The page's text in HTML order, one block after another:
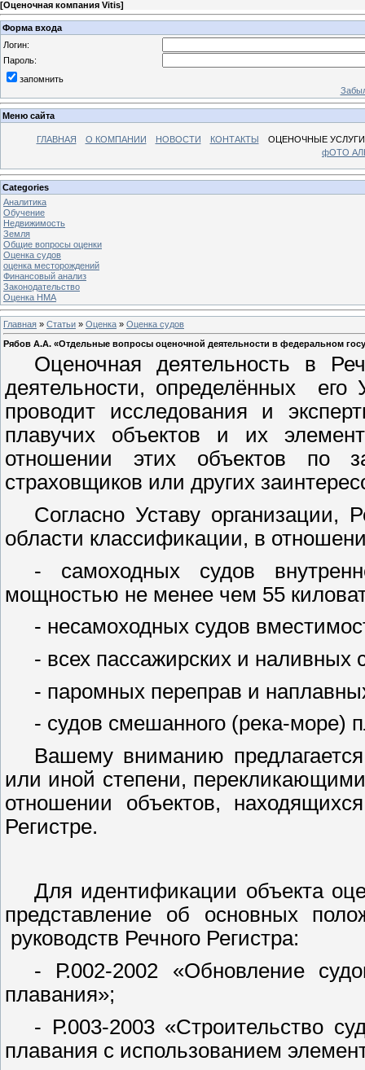
[Оценочная компания Vitis]
Форма входа
Логин:
Пароль:
запомнить
Меню сайта
ГЛАВНАЯ О КОМПАНИИ НОВОСТИ КОНТАКТЫ
ОЦЕНОЧНЫЕ УСЛУГИ
фОТО
Categories
Аналитика
Обучение
Недвижимость
Земля
Общие вопросы оценки
Оценка судов
оценка месторождений
Финансовый анализ
Законодательство
Оценка НМА
Главная » Статьи » Оценка » Оценка судов
Рябов А.А. «Отдельные вопросы оценочной деятельности в федеральном
Оценочная деятельность в
деятельности, определённых
его
проводит исследования и
плавучих объектов и их
отношении этих объектов по
страховщиков или других
Согласно Уставу организации,
области классификации, в
- самоходных судов
мощностью не менее чем 55
- несамоходных судов
- всех пассажирских и наливных
- паромных переправ и
- судов смешанного (река-море)
Вашему вниманию
или иной степени,
отношении объектов,
Регистре.
Для идентификации объекта
представление об основных
руководств Речного Регистра:
- Р.002-2002 «Обновление
плавания»;
- Р.003-2003 «Строительство
плавания с использованием